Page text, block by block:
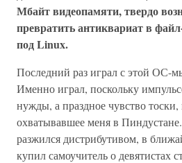
Мбайт видеопамяти, твердо
превратить антиквариат в
под Linux.
Последний раз играл с этой ОС-
Именно играл, поскольку
нужды, а праздное чувство
охватывавшее меня в
разжился дистрибутивом, в
купил самоучитель о девятистах